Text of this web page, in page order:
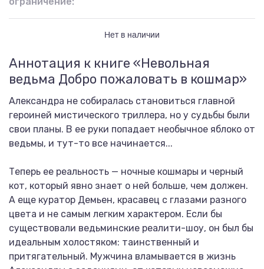
Нет в наличии
Аннотация к книге «Невольная
ведьма Добро пожаловать в кошмар»
Александра не собиралась становиться главной
героиней мистического триллера, но у судьбы были
свои планы. В ее руки попадает необычное яблоко от
ведьмы, и тут-то все начинается...
Теперь ее реальность — ночные кошмары и черный
кот, который явно знает о ней больше, чем должен.
А еще куратор Демьен, красавец с глазами разного
цвета и не самым легким характером. Если бы
существовали ведьминские реалити-шоу, он был бы
идеальным холостяком: таинственный и
притягательный. Мужчина вламывается в жизнь